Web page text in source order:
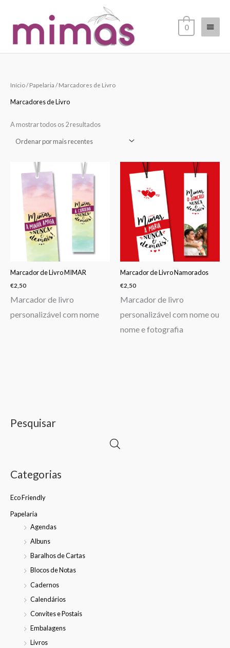
content
Menu
0
Pesquisar
Categorias
Eco Friendly
Papelaria
Agendas
Albuns
Baralhos de Cartas
Blocos de Notas
Cadernos
Calendários
Convites e Postais
Embalagens
Livros
Início/Papelaria / Marcadores de Livro
Marcadores de Livro
A mostrar todos os 2 resultados
Ordenado
por
Marcador de Livro MIMAR
€2,50
Marcador de livro
personalizável com nome
Marcador de Livro Namorados
€2,50
Marcador de livro
personalizável com nome ou
nome e fotografia